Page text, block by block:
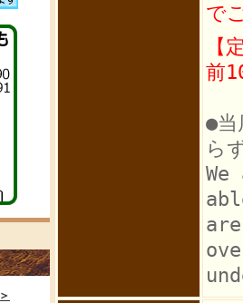
＞
で
【
前
●当
ら